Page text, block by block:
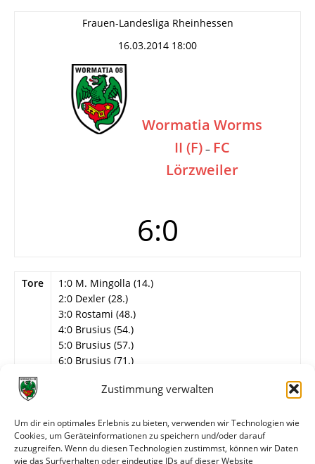
Zustimmung verwalten
Um dir ein optimales Erlebnis zu bieten, verwenden wir Technologien wie
Cookies, um Geräteinformationen zu speichern und/oder darauf
zuzugreifen. Wenn du diesen Technologien zustimmst, können wir Daten
wie das Surfverhalten oder eindeutige IDs auf dieser Website
Frauen-Landesliga Rheinhessen
16.03.2014 18:00
Wormatia Worms
II (F) – FC
Lörzweiler
6:0
Tore
1:0 M. Mingolla (14.)
2:0 Dexler (28.)
3:0 Rostami (48.)
4:0 Brusius (54.)
5:0 Brusius (57.)
6:0 Brusius (71.)
Info
17. Spieltag
Siemann – Hofmann, Schwickert, Streich,
Heiderich, Walper, Rostami, Dexler, J. Mingolla, M.
Mingolla (79. verletzt raus), Oezsoy (46. Brusius).